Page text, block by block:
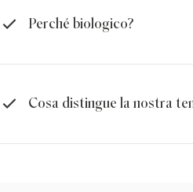
Perché biologico?
Cosa distingue la nostra